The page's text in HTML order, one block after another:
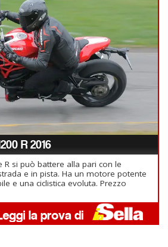
R 2016
R si può battere alla pari con le
e in pista. Ha un motore potente
e una ciclistica evoluta. Prezzo